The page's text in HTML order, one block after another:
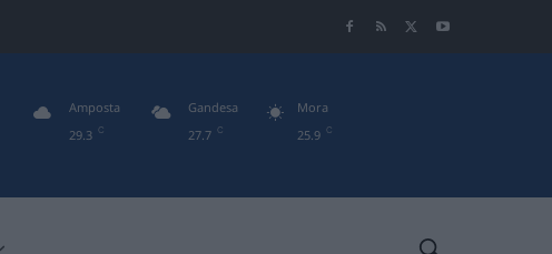
29.3 C
Amposta
27.7 C
Gandesa
25.9 C
Mora